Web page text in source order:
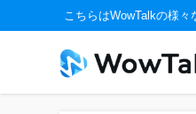
こちらはWowTalkの様